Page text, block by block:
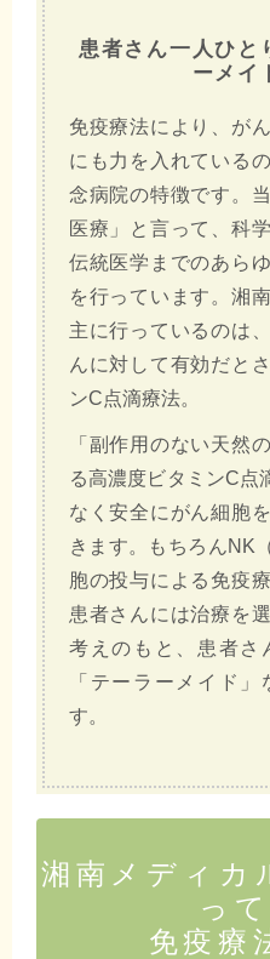
患者さん一人ひと
ーメイ
免疫療法により、が
にも力を入れている
念病院の特徴です。
医療」と言って、科
伝統医学までのあら
を行っています。湘
主に行っているのは
んに対して有効だと
ンC点滴療法。
「副作用のない天然
る高濃度ビタミンC点
なく安全にがん細胞
きます。もちろんNK
胞の投与による免疫
患者さんには治療を
考えのもと、患者さ
「テーラーメイド
す。
湘南メディカ
っ
免疫療